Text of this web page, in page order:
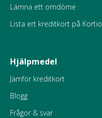
Lämna ett omdöme
Lista ert kreditkort på Kortio
Hjälpmedel
Jämför kreditkort
Blogg
Frågor & svar